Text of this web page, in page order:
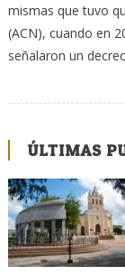
mismas que tuvo
(ACN), cuando en
señalaron un
ÚLTIMAS